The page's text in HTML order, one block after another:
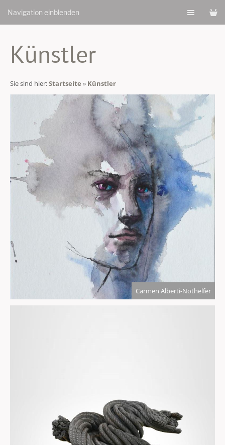
Navigation einblenden
Künstler
Sie sind hier:Startseite » Künstler
Carmen Alberti-Nothelfer